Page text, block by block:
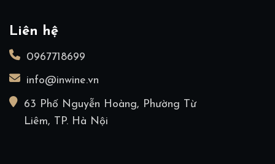
Liên hệ
0967718699
info@inwine.vn
63 Phố Nguyễn Hoàng, Phường Từ
Liêm, TP. Hà Nội